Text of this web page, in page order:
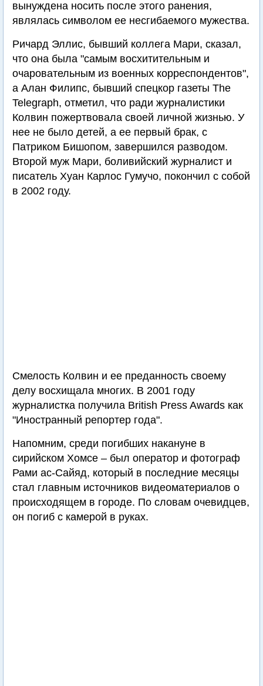
вынуждена носить после этого ранения,
являлась символом ее несгибаемого мужества.
Ричард Эллис, бывший коллега Мари, сказал,
что она была "самым восхитительным и
очаровательным из военных корреспондентов",
а Алан Филипс, бывший спецкор газеты The
Telegraph, отметил, что ради журналистики
Колвин пожертвовала своей личной жизнью. У
нее не было детей, а ее первый брак, с
Патриком Бишопом, завершился разводом.
Второй муж Мари, боливийский журналист и
писатель Хуан Карлос Гумучо, покончил с собой
в 2002 году.
Смелость Колвин и ее преданность своему
делу восхищала многих. В 2001 году
журналистка получила British Press Awards как
"Иностранный репортер года".
Напомним, среди погибших накануне в
сирийском Хомсе – был оператор и фотограф
Рами ас-Сайяд, который в последние месяцы
стал главным источников видеоматериалов о
происходящем в городе. По словам очевидцев,
он погиб с камерой в руках.